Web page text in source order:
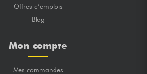
Offres d’emplois
Blog
Mon compte
Mes commandes